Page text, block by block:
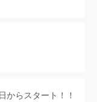
らスタート！！